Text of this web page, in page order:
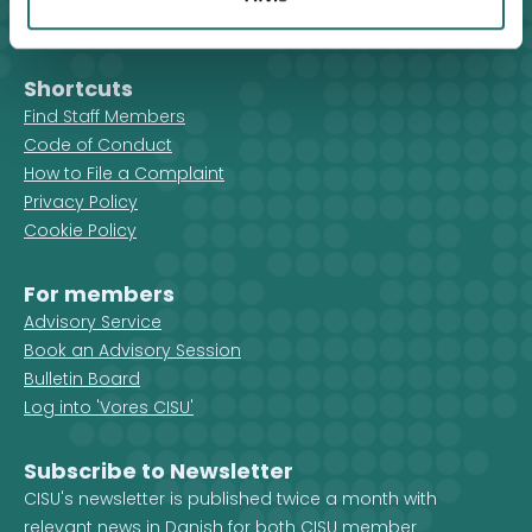
Shortcuts
Find Staff Members
Code of Conduct
How to File a Complaint
Privacy Policy
Cookie Policy
For members
Advisory Service
Book an Advisory Session
Bulletin Board
Log into 'Vores CISU'
Subscribe to Newsletter
CISU's newsletter is published twice a month with
relevant news in Danish for both CISU member